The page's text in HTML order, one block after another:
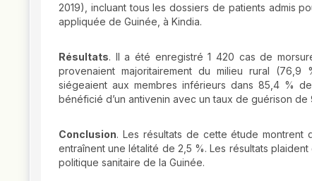
2019), incluant tous les dossiers de patients admis
appliquée de Guinée, à Kindia.
Résultats. Il a été enregistré 1 420 cas de
provenaient majoritairement du milieu rural (76,9
siégeaient aux membres inférieurs dans 85,4 %
bénéficié d’un antivenin avec un taux de guérison de
Conclusion. Les résultats de cette étude montrent
entraînent une létalité de 2,5 %. Les résultats
politique sanitaire de la Guinée.